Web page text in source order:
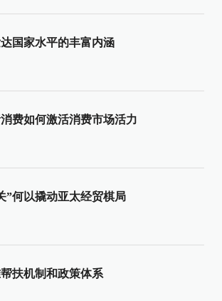
国家水平的丰富内涵
费如何激活消费市场活力
”何以撬动亚太经贸棋局
扶机制和政策体系